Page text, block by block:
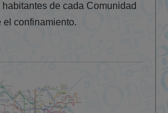
de cada Comunidad
el confinamiento.